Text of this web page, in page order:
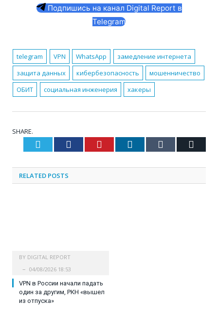
Подпишись на канал Digital Report в
Telegram
telegram VPN WhatsApp
замедление интернета
защита данных
кибербезопасность
мошенничество
ОБИТ
социальная инженерия хакеры
SHARE.
Twitter Facebook Pinterest LinkedIn Tumblr
RELATED POSTS
BY DIGITAL REPORT
04/08/2026 18:53
VPN в России начали падать
один за другим, РКН «вышел
из отпуска»